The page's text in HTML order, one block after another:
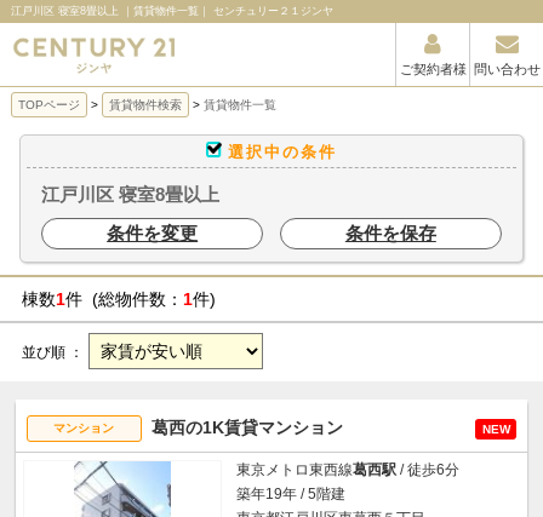
江戸川区 寝室8畳以上 ｜賃貸物件一覧｜ センチュリー２１ジンヤ
ご契約者様 問い合わせ
TOPページ 賃貸物件検索 賃貸物件一覧
選択中の条件
江戸川区 寝室8畳以上
条件を変更
条件を保存
棟数1件 (総物件数： 1件)
並び順 ：
マンション 葛西の1K賃貸マンション NEW
東京メトロ東西線葛西駅 / 徒歩6分
築年19年 / 5階建